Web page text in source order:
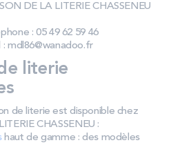
DE LA LITERIE CHASSENEU
: 05 49 62 59 46
: mdl86@wanadoo.fr
literie
de literie est disponible chez
CHASSENEU :
haut de gamme : des modèles